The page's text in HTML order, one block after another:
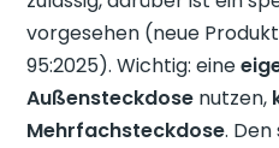
vorgesehen (neue
95:2025). Wichtig: eine
Außensteckdose nutzen,
Mehrfachsteckdose.